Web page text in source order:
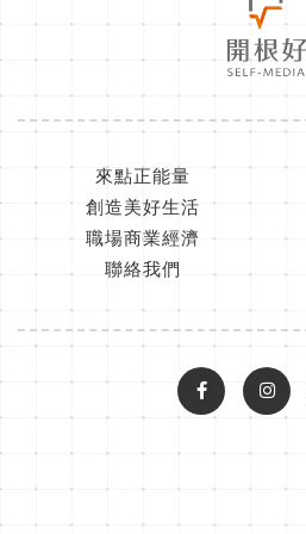
來點正能量
創造美好生活
職場商業經濟
聯絡我們